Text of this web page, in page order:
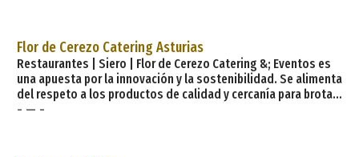
carpaccio de solomillo de ternera y postres caseros. Su c
Flor de Cerezo Catering Asturias
Restaurantes | Siero | Flor de Cerezo Catering &; Eventos es
una apuesta por la innovación y la sostenibilidad. Se alimenta
del respeto a los productos de calidad y cercanía para brotar
en forma de Eventos únicos. Creemos que la tradición es la
- — -